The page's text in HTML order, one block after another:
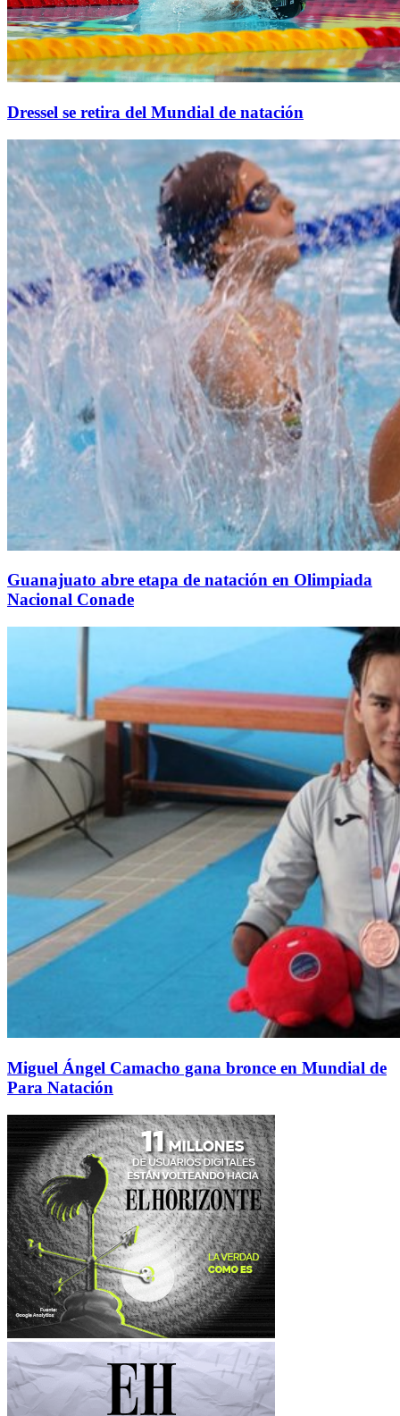
Dressel se retira del Mundial de natación
Guanajuato abre etapa de natación en Olimpiada
Nacional Conade
Miguel Ángel Camacho gana bronce en Mundial de
Para Natación